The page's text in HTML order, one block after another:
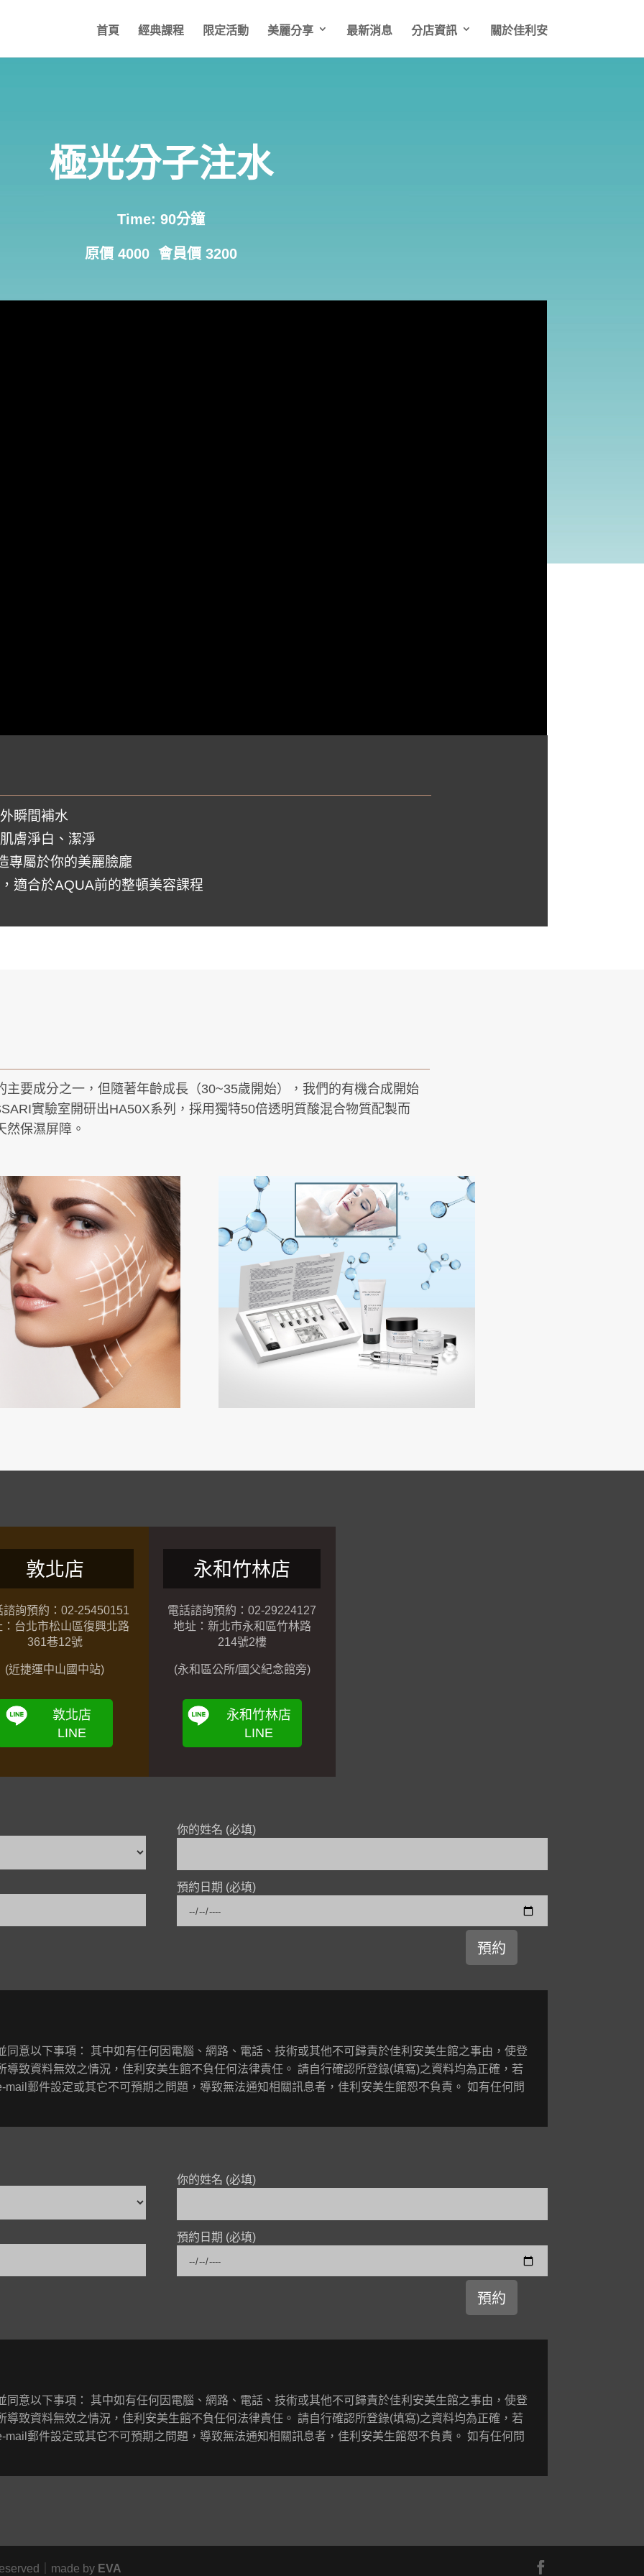
首頁 經典課程 限定活動 美麗分享 最新消息 分店資訊 關於佳利安
極光分子注水
Time: 90分鐘
原價 4000 會員價 3200
瞬間補水
膚淨白、潔淨
專屬於你的美麗臉龐
適合於AQUA前的整頓美容課程
主要成分之一，但隨著年齡成長（30~35歲開始），我們的有機合成開始
實驗室開研出HA50X系列，採用獨特50倍透明質酸混合物質配製而
然保濕屏障。
敦北店
諮詢預約：02-25450151
：台北市松山區復興北路
361巷12號
(近捷運中山國中站)
敦北店
LINE
永和竹林店
電話諮詢預約：02-29224127
地址：新北市永和區竹林路
214號2樓
(永和區公所/國父紀念館旁)
永和竹林店
LINE
你的姓名 (必填)
預約日期 (必填)
同意以下事項： 其中如有任何因電腦、網路、電話、技術或其他不可歸責於佳利安美生館之事由，使登
致資料無效之情況，佳利安美生館不負任何法律責任。 請自行確認所登錄(填寫)之資料均為正確，若
郵件設定或其它不可預期之問題，導致無法通知相關訊息者，佳利安美生館恕不負責。 如有任何問
你的姓名 (必填)
預約日期 (必填)
同意以下事項： 其中如有任何因電腦、網路、電話、技術或其他不可歸責於佳利安美生館之事由，使登
致資料無效之情況，佳利安美生館不負任何法律責任。 請自行確認所登錄(填寫)之資料均為正確，若
郵件設定或其它不可預期之問題，導致無法通知相關訊息者，佳利安美生館恕不負責。 如有任何問
｜made by EVA